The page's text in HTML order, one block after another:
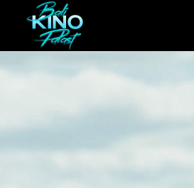
Zum Hauptinhalt springen